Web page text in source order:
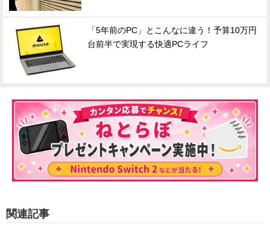
「5年前のPC」とこんなに違う！予算10万円
台前半で実現する快適PCライフ
関連記事